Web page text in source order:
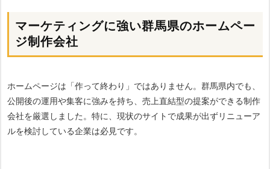
マーケティングに強い群馬県のホームペー
ジ制作会社
ホームページは「作って終わり」ではありません。群馬県内でも、
公開後の運用や集客に強みを持ち、売上直結型の提案ができる制作
会社を厳選しました。特に、現状のサイトで成果が出ずリニューア
ルを検討している企業は必見です。